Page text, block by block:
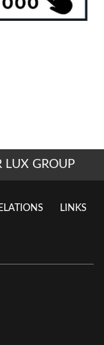
LUX GROUP
LINKS